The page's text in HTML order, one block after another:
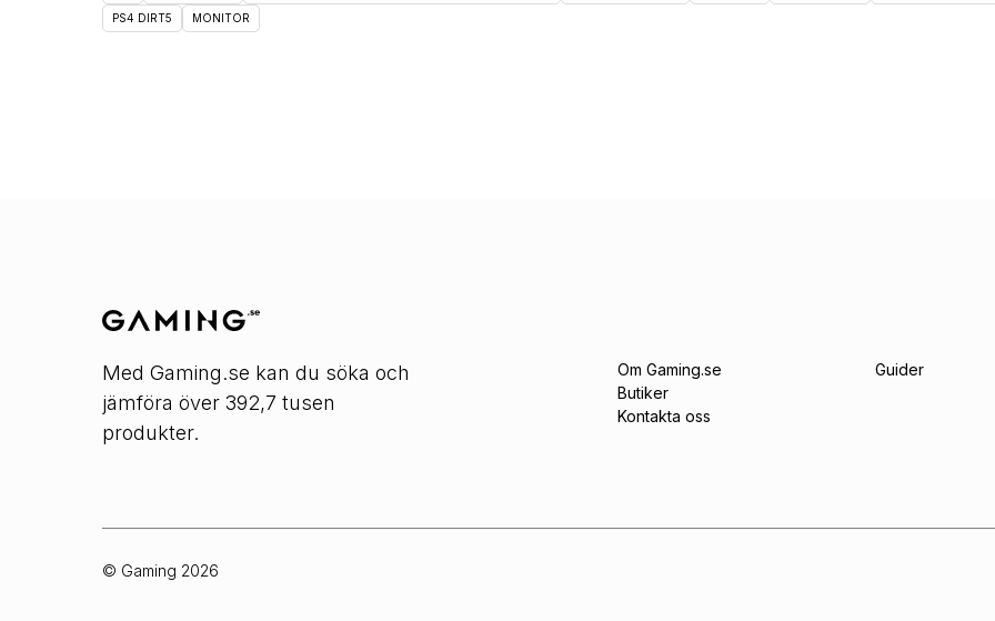
PS4 DIRT5 MONITOR
Med Gaming.se kan du söka och
jämföra över 392,7 tusen
produkter.
Om Gaming.se
Butiker
Kontakta oss
Guider
© Gaming 2026